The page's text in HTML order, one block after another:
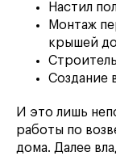
Настил
Монтаж
крышей
Создание
И это лишь
работы по
дома. Далее